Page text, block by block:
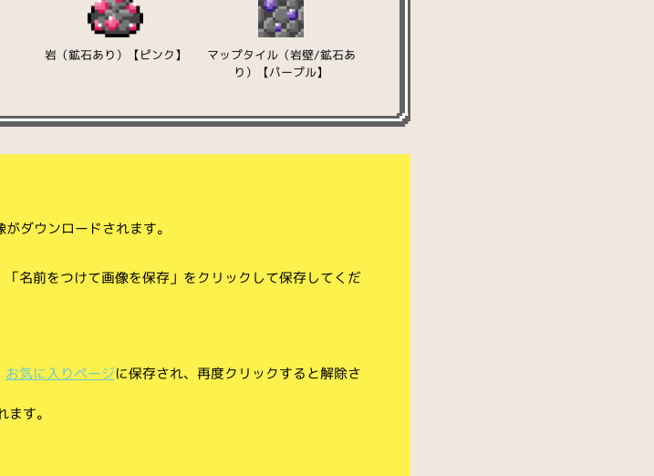
岩（鉱石あり）【ピンク】
マップタイル（岩壁/鉱石あ
り）【パープル】
ダウンロードされます。
名前をつけて画像を保存」をクリックして保存してくだ
お気に入りページに保存され、再度クリックすると解除さ
す。